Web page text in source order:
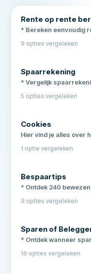
Rente op rente
* Bereken eenvoudig
op je vermogen *
9 opties vergeleken
Spaarrekening
* Vergelijk
tot €100.000 via
5 opties vergeleken
Cookies
Hier vind je alles over
1 optie vergeleken
Bespaartips
* Ontdek 240
en meer * Praktische
9 opties vergeleken
Sparen of
* Ontdek wanneer
spaarrentes met
16 opties vergeleken